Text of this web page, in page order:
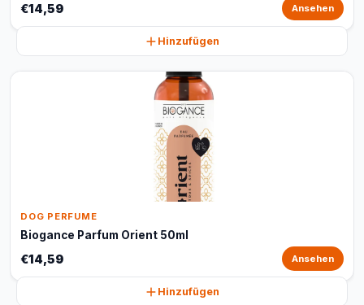
€14,59 Ansehen
Hinzufügen
DOG PERFUME
Biogance Parfum Orient 50ml
€14,59 Ansehen
Hinzufügen